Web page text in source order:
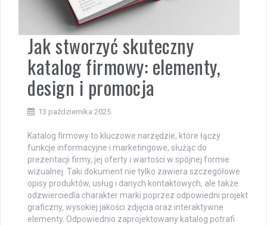
Jak stworzyć skuteczny
katalog firmowy: elementy,
design i promocja
13 października 2025
Katalog firmowy to kluczowe narzędzie, które łączy
funkcje informacyjne i marketingowe, służąc do
prezentacji firmy, jej oferty i wartości w spójnej formie
wizualnej. Taki dokument nie tylko zawiera szczegółowe
opisy produktów, usług i danych kontaktowych, ale także
odzwierciedla charakter marki poprzez odpowiedni projekt
graficzny, wysokiej jakości zdjęcia oraz interaktywne
elementy. Odpowiednio zaprojektowany katalog potrafi